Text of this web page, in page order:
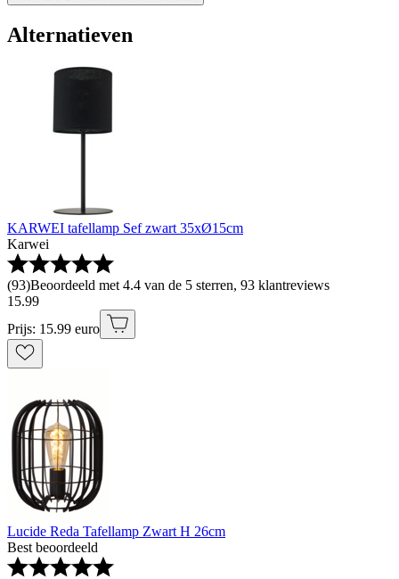
Alternatieven
KARWEI tafellamp Sef zwart 35xØ15cm
Karwei
(93)Beoordeeld met 4.4 van de 5 sterren, 93 klantreviews
15.99
Prijs: 15.99 euro
Lucide Reda Tafellamp Zwart H 26cm
Best beoordeeld